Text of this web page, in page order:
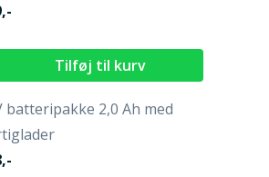
batteripakke 2,0 Ah med